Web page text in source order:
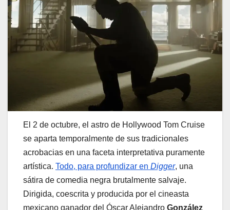
El 2 de octubre, el astro de Hollywood Tom Cruise
se aparta temporalmente de sus tradicionales
acrobacias en una faceta interpretativa puramente
artística. Todo, para profundizar en Digger, una
sátira de comedia negra brutalmente salvaje.
Dirigida, coescrita y producida por el cineasta
mexicano ganador del Óscar Alejandro González